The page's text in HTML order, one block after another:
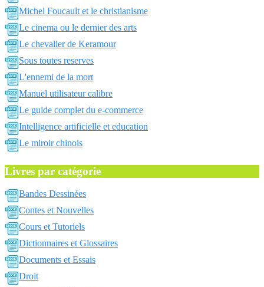
Michel Foucault et le christianisme
Le cinema ou le dernier des arts
Le chevalier de Keramour
Sous toutes reserves
L'ennemi de la mort
Manuel utilisateur calibre
Le guide complet du e-commerce
Intelligence artificielle et education
Le miroir chinois
Livres par catégorie
Bandes Dessinées
Contes et Nouvelles
Cours et Tutoriels
Dictionnaires et Glossaires
Documents et Essais
Droit